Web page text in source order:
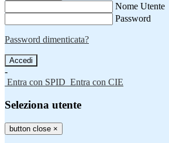
Nome Utente
Password
Password dimenticata?
-
Entra con SPID Entra con CIE
Seleziona utente
button close ×